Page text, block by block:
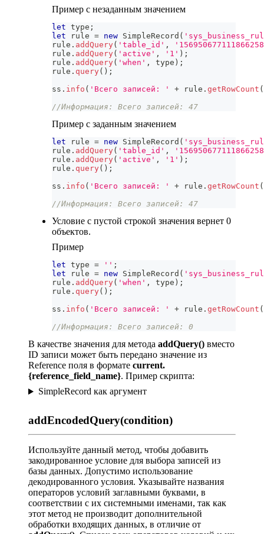
Пример с незаданным значением
let type ;
let rule = new SimpleRecord (
rule . addQuery( 'table_id' ,
rule . addQuery( 'active' , '1' ) ;
rule . addQuery( 'when' , type ) ;
rule . query( ) ;
ss . info ( 'Всего записей: ' + rule . getRowCount (
//Информация: Всего записей: 47
Пример с заданным значением
let rule = new SimpleRecord (
rule . addQuery( 'table_id' ,
rule . addQuery( 'active' , '1' ) ;
rule . query( ) ;
ss . info ( 'Всего записей: ' + rule . getRowCount (
//Информация: Всего записей: 47
Условие с пустой строкой значения вернет 0
объектов.
Пример
let type = '' ;
let rule = new SimpleRecord (
rule . addQuery( 'when' , type ) ;
rule . query( ) ;
ss . info ( 'Всего записей: ' + rule . getRowCount (
//Информация: Всего записей: 0
В качестве значения для метода addQuery() вместо
ID записи может быть передано значение из
Reference поля в формате current.
{reference_field_name}. Пример скрипта:
SimpleRecord как аргумент
addEncodedQuery(condition)
Используйте данный метод, чтобы добавить
закодированное условие для выбора записей из
базы данных. Допустимо использование
декодированного условия. Указывайте названия
операторов условий заглавными буквами, в
соответствии с их системными именами, так как
этот метод не производит дополнительной
обработки входящих данных, в отличие от